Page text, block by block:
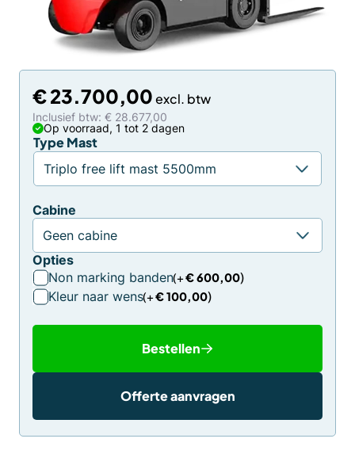
€23.700,00
Inclusief btw: € 28.677,00
Op voorraad, 1 tot 2 dagen
Type Mast
Cabine
Opties
Non marking banden
€600,00
Kleur naar wens €100,00
Bestellen
Offerte aanvragen